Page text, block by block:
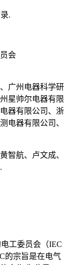
.
会
广州电器科学研
星帅尔电器有限
器有限公司、浙
电器有限公司、
智航、卢文成、
工委员会（IEC
的宗旨是在电气